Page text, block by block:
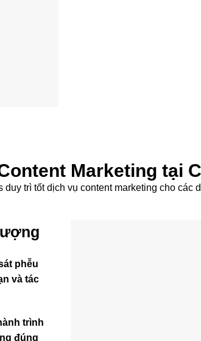
Marketing tại
trì tốt dịch vụ content marketing cho
phễu
và tác
trình
đúng